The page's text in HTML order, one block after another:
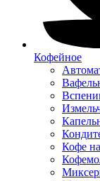
Кофейное
Кофе